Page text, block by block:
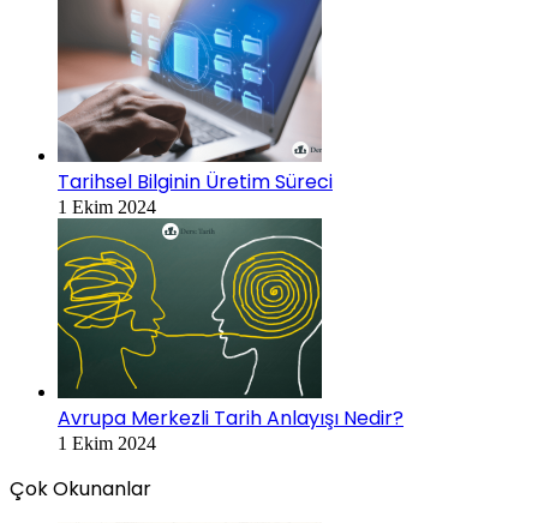
Tarihsel Bilginin Üretim Süreci
1 Ekim 2024
Avrupa Merkezli Tarih Anlayışı Nedir?
1 Ekim 2024
Çok Okunanlar